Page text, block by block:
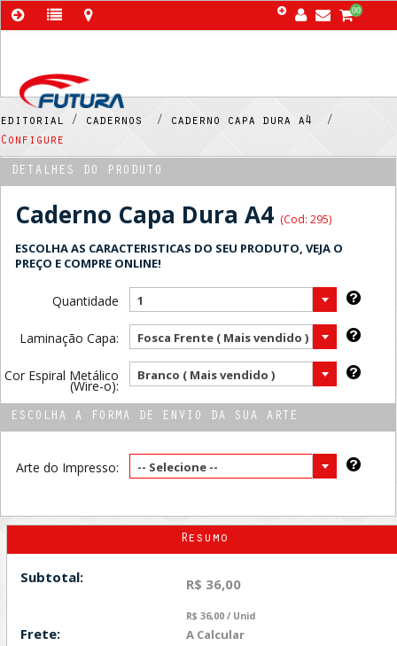
00
editorial / cadernos /
caderno capa dura a4 /
Configure
DETALHES DO PRODUTO
Caderno Capa Dura A4 (Cod: 295)
ESCOLHA AS CARACTERISTICAS DO SEU PRODUTO, VEJA O
PREÇO E COMPRE ONLINE!
Quantidade 1
Laminação Capa: Fosca Frente ( Mais vendido )
Cor Espiral Metálico
(Wire-o):
Branco ( Mais vendido )
ESCOLHA A FORMA DE ENVIO DA SUA ARTE
Arte do Impresso: -- Selecione --
Resumo
Subtotal: R$ 36,00
R$ 36,00 / Unid
Frete: A Calcular